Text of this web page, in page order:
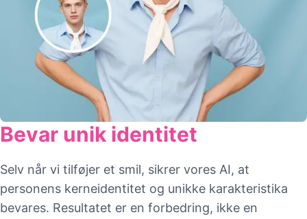
Bevar unik identitet
Selv når vi tilføjer et smil, sikrer vores AI, at
personens kerneidentitet og unikke karakteristika
bevares. Resultatet er en forbedring, ikke en